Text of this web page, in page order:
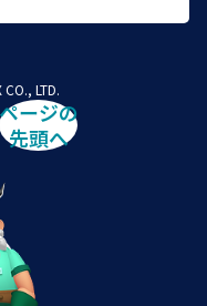
LTD.
ページの
先頭へ